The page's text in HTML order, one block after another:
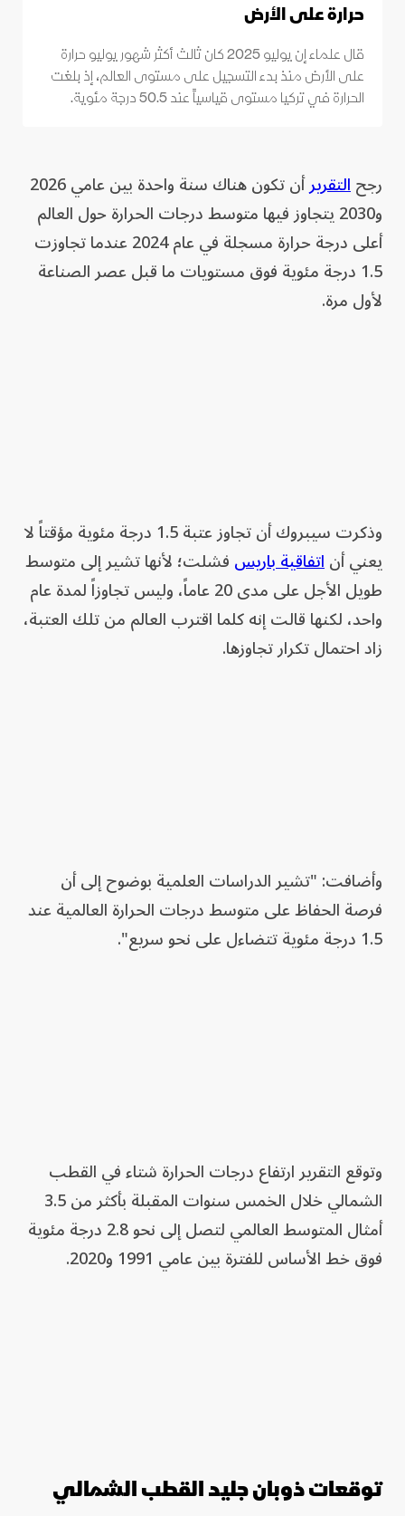
حرارة على الأرض
قال علماء إن يوليو 2025 كان ثالث أكثر شهور يوليو حرارة
على الأرض منذ بدء التسجيل على مستوى العالم، إذ بلغت
الحرارة في تركيا مستوى قياسياً عند 50.5 درجة مئوية.
رجحالتقرير
أن تكون هناك سنة واحدة بين عامي 2026
و2030 يتجاوز ‌فيها متوسط درجات الحرارة حول العالم
أعلى درجة حرارة مسجلة في عام ​2024 عندما تجاوزت
1.5 درجة مئوية فوق مستويات ما قبل عصر الصناعة
لأول مرة.
وذكرت ⁠سيبروك أن تجاوز عتبة 1.5 درجة مئوية ​مؤقتاً لا
يعني أناتفاقية باريسفشلت؛ لأنها تشير إلى ⁠متوسط
‌طويل الأجل على مدى 20 عاماً، وليس تجاوزاً لمدة عام
واحد، لكنها قالت إنه كلما اقترب العالم من تلك العتبة،
زاد احتمال تكرار تجاوزها.
وأضافت: "تشير الدراسات العلمية بوضوح إلى أن
فرصة الحفاظ على متوسط درجات الحرارة ‌العالمية عند
1.5 درجة مئوية تتضاءل على نحو سريع".
وتوقع التقرير ارتفاع درجات الحرارة شتاء في القطب
الشمالي خلال الخمس سنوات المقبلة بأكثر من 3.5
أمثال المتوسط العالمي لتصل إلى نحو 2.8 درجة مئوية
فوق خط الأساس للفترة بين عامي 1991 و2020.
توقعات ذوبان جليد القطب الشمالي